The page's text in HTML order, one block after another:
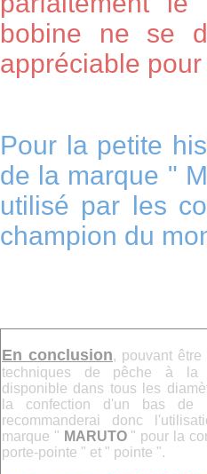
bobine ne se
appréciable
Pour la petite
de la marque "
utilisé par les
champion du
En conclusion, pouvant
techniques de pêche à la
disponible dans tous les
la confection d'un bas
recommanderai donc
marque " MARUTO" pour la
porte-pointe " et " pointe ".